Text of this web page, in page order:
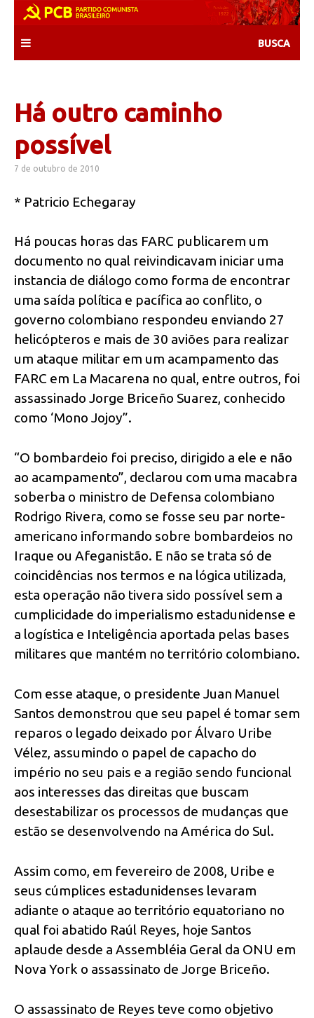
content
Há outro caminho
possível
7 de outubro de 2010
* Patricio Echegaray
Há poucas horas das FARC publicarem um
documento no qual reivindicavam iniciar uma
instancia de diálogo como forma de encontrar
uma saída política e pacífica ao conflito, o
governo colombiano respondeu enviando 27
helicópteros e mais de 30 aviões para realizar
um ataque militar em um acampamento das
FARC em La Macarena no qual, entre outros, foi
assassinado Jorge Briceño Suarez, conhecido
como ‘Mono Jojoy”.
“O bombardeio foi preciso, dirigido a ele e não
ao acampamento”, declarou com uma macabra
soberba o ministro de Defensa colombiano
Rodrigo Rivera, como se fosse seu par norte-
americano informando sobre bombardeios no
Iraque ou Afeganistão. E não se trata só de
coincidências nos termos e na lógica utilizada,
esta operação não tivera sido possível sem a
cumplicidade do imperialismo estadunidense e
a logística e Inteligência aportada pelas bases
militares que mantém no território colombiano.
Com esse ataque, o presidente Juan Manuel
Santos demonstrou que seu papel é tomar sem
reparos o legado deixado por Álvaro Uribe
Vélez, assumindo o papel de capacho do
império no seu pais e a região sendo funcional
aos interesses das direitas que buscam
desestabilizar os processos de mudanças que
estão se desenvolvendo na América do Sul.
Assim como, em fevereiro de 2008, Uribe e
seus cúmplices estadunidenses levaram
adiante o ataque ao território equatoriano no
qual foi abatido Raúl Reyes, hoje Santos
aplaude desde a Assembléia Geral da ONU em
Nova York o assassinato de Jorge Briceño.
O assassinato de Reyes teve como objetivo